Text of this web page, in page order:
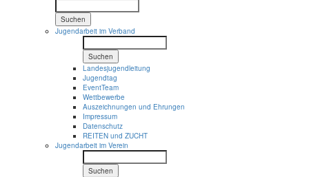
Suchen
Jugendarbeit im Verband
Suchen
Landesjugendleitung
Jugendtag
EventTeam
Wettbewerbe
Auszeichnungen und Ehrungen
Impressum
Datenschutz
REITEN und ZUCHT
Jugendarbeit im Verein
Suchen